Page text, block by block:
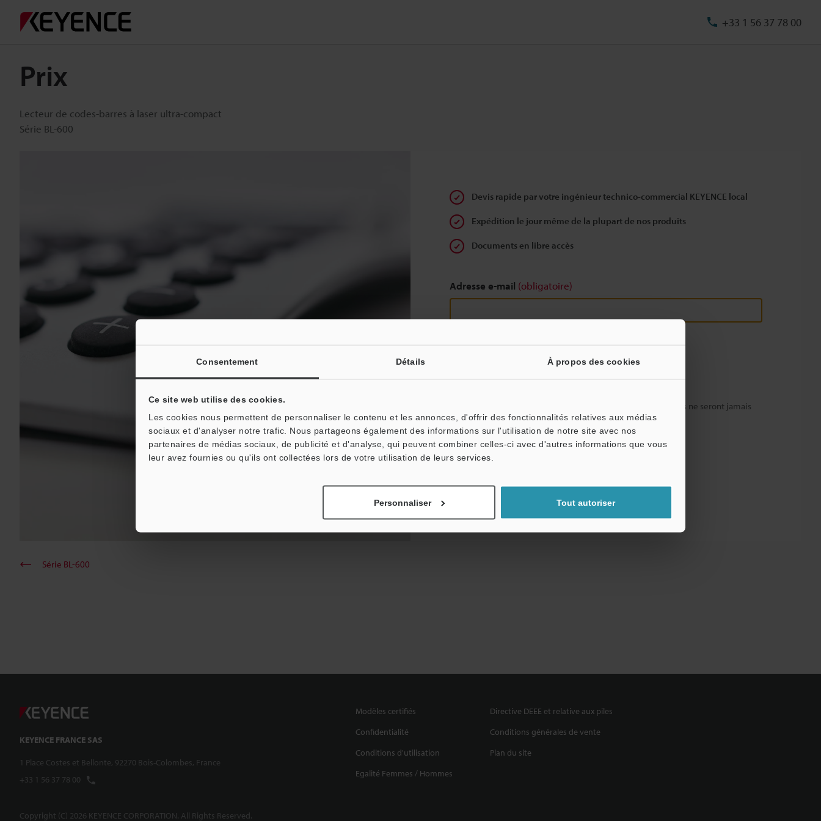
Consentement Détails À propos des cookies
Ce site web utilise des cookies.
Les cookies nous permettent de personnaliser le contenu et les annonces, d'offrir des fonctionnalités relatives aux médias
sociaux et d'analyser notre trafic. Nous partageons également des informations sur l'utilisation de notre site avec nos
partenaires de médias sociaux, de publicité et d'analyse, qui peuvent combiner celles-ci avec d'autres informations que vous
leur avez fournies ou qu'ils ont collectées lors de votre utilisation de leurs services.
Personnaliser Tout autoriser
+33 1 56 37 78 00
Prix
Lecteur de codes-barres à laser ultra-compact
Série BL-600
Devis rapide par votre ingénieur technico-commercial KEYENCE local
Expédition le jour même de la plupart de nos produits
Documents en libre accès
Adresse e-mail (obligatoire)
Nous garantissons une confidentialité totale : vos informations ne seront jamais
partagées.
Confidentialité
Série BL-600
KEYENCE FRANCE SAS
1 Place Costes et Bellonte, 92270 Bois-Colombes, France
+33 1 56 37 78 00
Modèles certifiés
Directive DEEE et relative aux piles
Confidentialité
Conditions générales de vente
Conditions d'utilisation
Plan du site
Egalité Femmes / Hommes
Copyright (C) 2026 KEYENCE CORPORATION. All Rights Reserved.